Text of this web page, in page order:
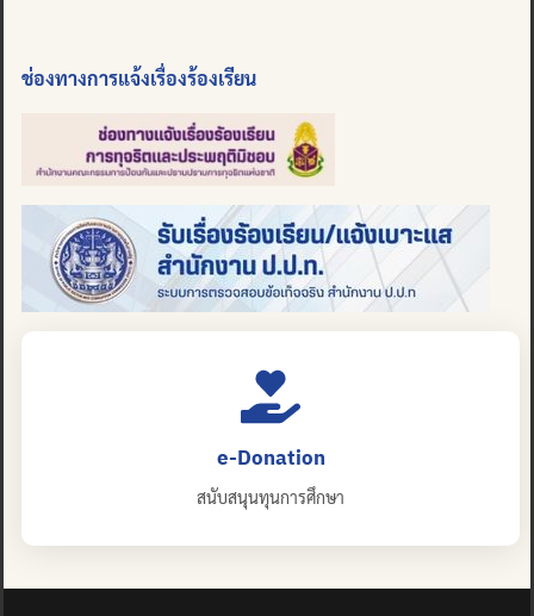
ช่องทางการแจ้งเรื่องร้องเรียน
e-Donation
สนับสนุนทุนการศึกษา